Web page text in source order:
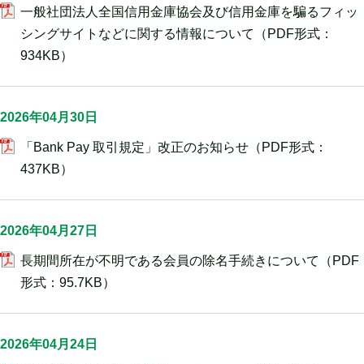
一般社団法人全国信用金庫協会及び信用金庫を騙るフィッ
シングサイトなどに関する情報について
（PDF形式：
934KB）
2026年04月30日
「Bank Pay 取引規定」改正のお知らせ （PDF形式：
437KB）
2026年04月27日
長期間所在が不明である会員の除名手続きについて
（PDF
形式：95.7KB）
2026年04月24日